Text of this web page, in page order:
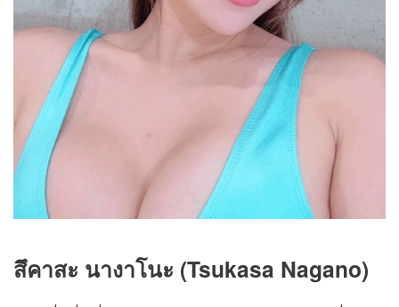
สึคาสะ นางาโนะ (Tsukasa Nagano)